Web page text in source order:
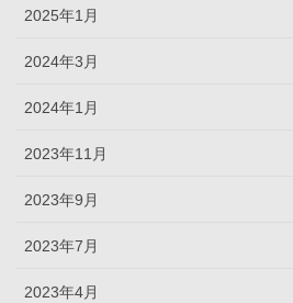
2025年1月
2024年3月
2024年1月
2023年11月
2023年9月
2023年7月
2023年4月